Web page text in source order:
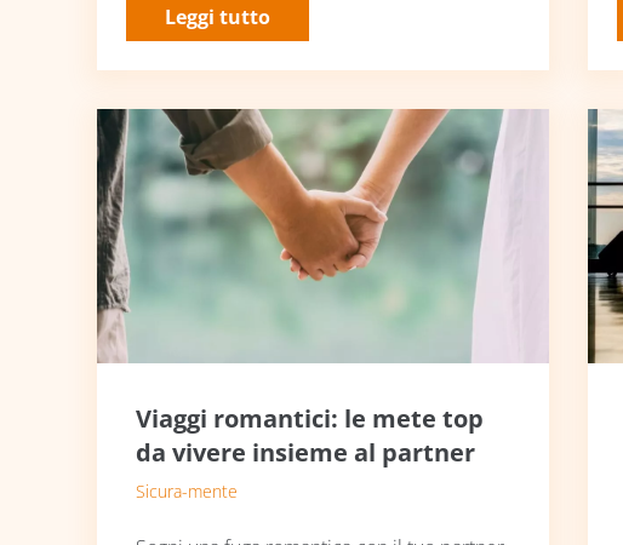
Leggi tutto
Viaggi romantici: le mete top
da vivere insieme al partner
Sicura-mente